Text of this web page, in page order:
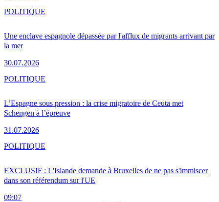
Une enclave espagnole dépassée par l'afflux de migrants arrivant par
la mer
30.07.2026
POLITIQUE
L’Espagne sous pression : la crise migratoire de Ceuta met
Schengen à l’épreuve
31.07.2026
POLITIQUE
EXCLUSIF : L'Islande demande à Bruxelles de ne pas s'immiscer
dans son référendum sur l'UE
09:07
POLITIQUE